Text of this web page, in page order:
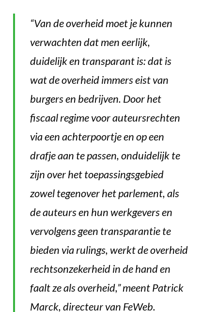
“Van de overheid moet je kunnen
verwachten dat men eerlijk,
duidelijk en transparant is: dat is
wat de overheid immers eist van
burgers en bedrijven. Door het
fiscaal regime voor auteursrechten
via een achterpoortje en op een
drafje aan te passen, onduidelijk te
zijn over het toepassingsgebied
zowel tegenover het parlement, als
de auteurs en hun werkgevers en
vervolgens geen transparantie te
bieden via rulings, werkt de overheid
rechtsonzekerheid in de hand en
faalt ze als overheid,” meent Patrick
Marck, directeur van FeWeb.